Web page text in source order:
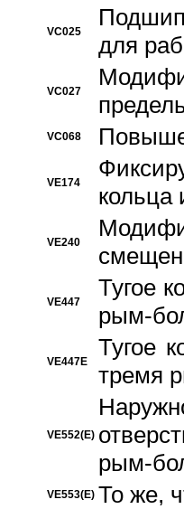
VC025
для
VC027
VC068
VE174
кольца
VE240
VE447
Тугое
рым-
VE447E
Тугое
тремя
VE552(E)
рым-
VE553(E) То же,